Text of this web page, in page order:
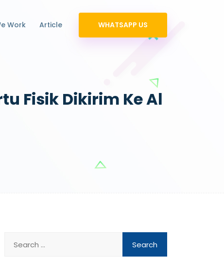
Work Article WHATSAPP US
Fisik Dikirim Ke Al